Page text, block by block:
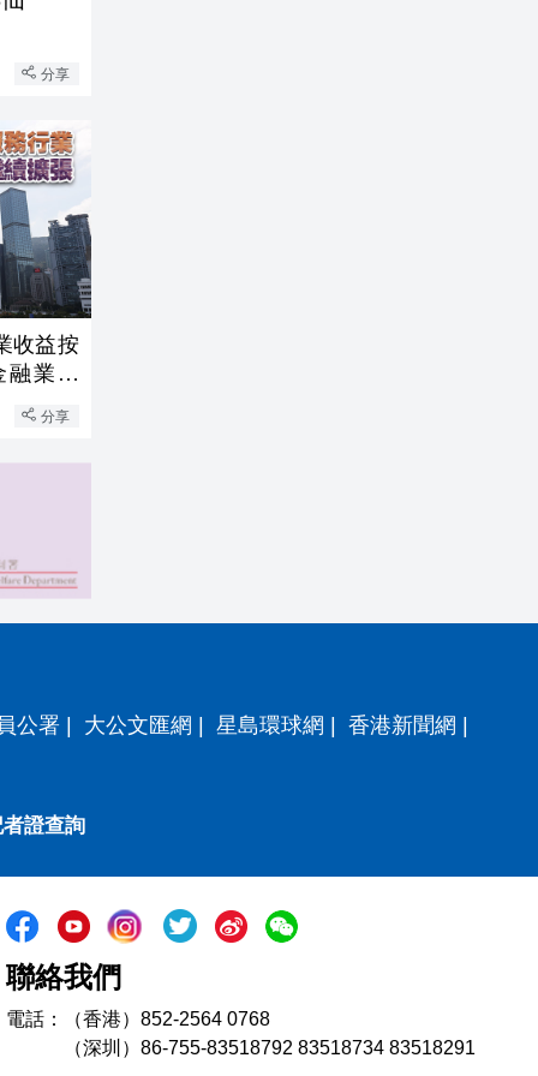
分享
收益按
融業升
分享
公署 大公文匯網 星島環球網 香港新聞網
證查詢
聯絡我們
電話：（香港）852-2564 0768
（深圳）86-755-83518792 83518734 83518291